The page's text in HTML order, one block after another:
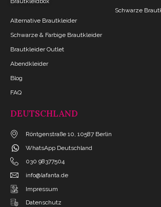
Alternative Brautkleider
Schwarze & Farbige Brautkleider
Brautkleider Outlet
Abendkleider
Blog
FAQ
Schwarze
DEUTSCHLAND
Röntgenstraße 10, 10587 Berlin
WhatsApp Deutschland
030 98377504
info@lafanta.de
Impressum
Datenschutz